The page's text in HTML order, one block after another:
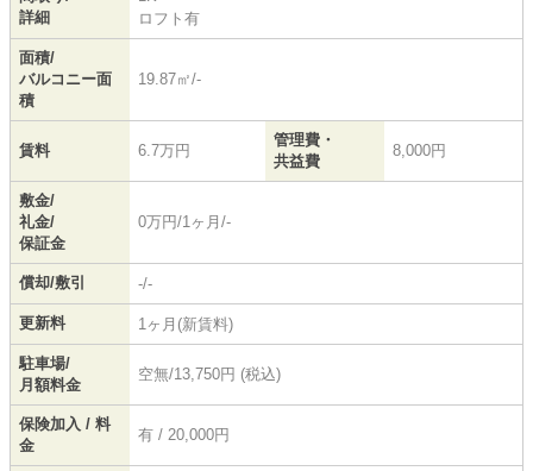
詳細
ロフト有
面積/
バルコニー面
積
19.87㎡/-
賃料 6.7万円
管理費・
共益費
8,000円
敷金/
礼金/
保証金
0万円/1ヶ月/-
償却/敷引 -/-
更新料 1ヶ月(新賃料)
駐車場/
月額料金
空無/13,750円 (税込)
保険加入 / 料
金
有 / 20,000円